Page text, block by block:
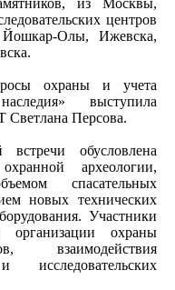
центров
Олы, Ижевска,
охраны и учета
выступила
Светлана Персова.
встречи обусловлена
археологии,
спасательных
новых технических
Участники
организации охраны
взаимодействия